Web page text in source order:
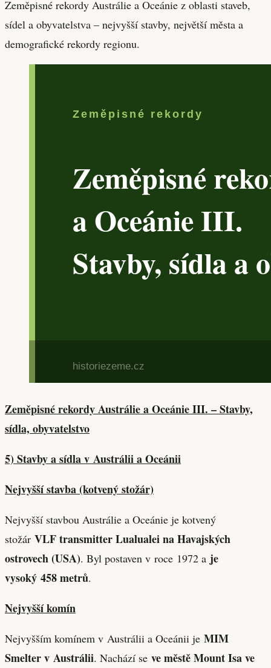
Zeměpisné rekordy Austrálie a Oceánie z oblasti staveb,
sídel a obyvatelstva – nejvyšší stavby, největší města a
demografické rekordy regionu.
Zeměpisné rekordy Austrálie a Oceánie III. – Stavby,
sídla, obyvatelstvo
5) Stavby a sídla v Austrálii a Oceánii
Nejvyšší stavba (kotvený stožár)
Nejvyšší stavbou Austrálie a Oceánie je kotvený
stožár VLF transmitter Lualualei na Havajských
ostrovech (USA). Byl postaven v roce 1972 a je
vysoký 458 metrů.
Nejvyšší komín
Nejvyšším komínem v Austrálii a Oceánii je MIM
Smelter v Austrálii. Nachází se ve městě Mount Isa ve